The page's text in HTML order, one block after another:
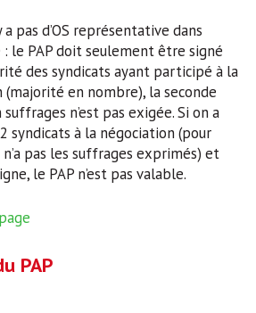
a pas d’OS représentative dans
: le PAP doit seulement être signé
des syndicats ayant participé à la
(majorité en nombre), la seconde
n’est pas exigée. Si on a
syndicats à la négociation (pour
pas les suffrages exprimés) et
le PAP n’est pas valable.
PAP